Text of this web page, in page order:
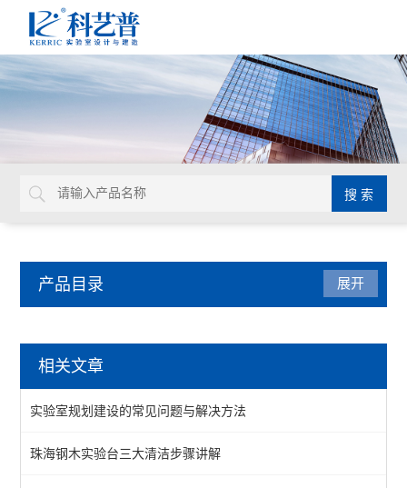
产品目录 展开
相关文章
实验室规划建设的常见问题与解决方法
珠海钢木实验台三大清洁步骤讲解